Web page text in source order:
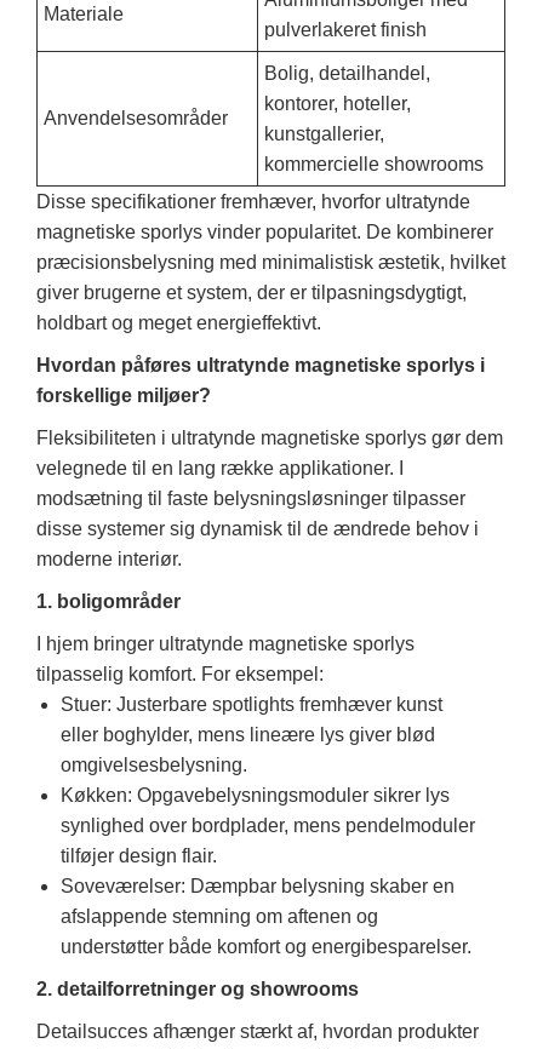
Materiale
pulverlakeret finish
Anvendelsesområder
Bolig, detailhandel,
kontorer, hoteller,
kunstgallerier,
kommercielle showrooms
Disse specifikationer fremhæver, hvorfor ultratynde
magnetiske sporlys vinder popularitet. De kombinerer
præcisionsbelysning med minimalistisk æstetik, hvilket
giver brugerne et system, der er tilpasningsdygtigt,
holdbart og meget energieffektivt.
Hvordan påføres ultratynde magnetiske sporlys i
forskellige miljøer?
Fleksibiliteten i ultratynde magnetiske sporlys gør dem
velegnede til en lang række applikationer. I
modsætning til faste belysningsløsninger tilpasser
disse systemer sig dynamisk til de ændrede behov i
moderne interiør.
1. boligområder
I hjem bringer ultratynde magnetiske sporlys
tilpasselig komfort. For eksempel:
Stuer: Justerbare spotlights fremhæver kunst
eller boghylder, mens lineære lys giver blød
omgivelsesbelysning.
Køkken: Opgavebelysningsmoduler sikrer lys
synlighed over bordplader, mens pendelmoduler
tilføjer design flair.
Soveværelser: Dæmpbar belysning skaber en
afslappende stemning om aftenen og
understøtter både komfort og energibesparelser.
2. detailforretninger og showrooms
Detailsucces afhænger stærkt af, hvordan produkter